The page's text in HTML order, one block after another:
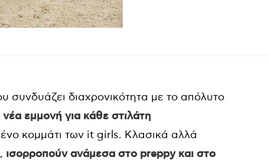
συνδυάζει διαχρονικότητα με το απόλυτο
εμμονή για κάθε στιλάτη
κομμάτι των it girls. Κλασικά αλλά
ισορροπούν ανάμεσα στο preppy και στο